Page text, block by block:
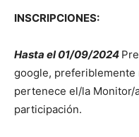
INSCRIPCIONES:
Hasta el 01/09/2024
google, preferiblemente
pertenece el/la Monitor/
participación.